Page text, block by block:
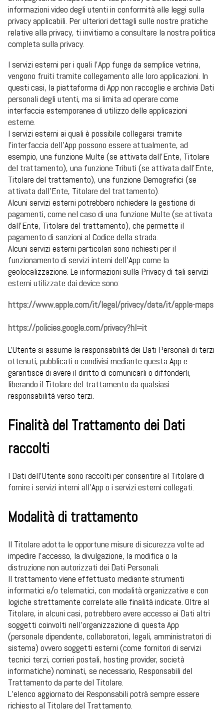
informazioni video degli utenti in conformità alle leggi sulla
privacy applicabili. Per ulteriori dettagli sulle nostre pratiche
relative alla privacy, ti invitiamo a consultare la nostra politica
completa sulla privacy.
I servizi esterni per i quali l’App funge da semplice vetrina,
vengono fruiti tramite collegamento alle loro applicazioni. In
questi casi, la piattaforma di App non raccoglie e archivia Dati
personali degli utenti, ma si limita ad operare come
interfaccia estemporanea di utilizzo delle applicazioni
esterne.
I servizi esterni ai quali è possibile collegarsi tramite
l’interfaccia dell’App possono essere attualmente, ad
esempio, una funzione Multe (se attivata dall’Ente, Titolare
del trattamento), una funzione Tributi (se attivata dall’Ente,
Titolare del trattamento), una funzione Demografici (se
attivata dall’Ente, Titolare del trattamento).
Alcuni servizi esterni potrebbero richiedere la gestione di
pagamenti, come nel caso di una funzione Multe (se attivata
dall’Ente, Titolare del trattamento), che permette il
pagamento di sanzioni al Codice della strada.
Alcuni servizi esterni particolari sono richiesti per il
funzionamento di servizi interni dell’App come la
geolocalizzazione. Le informazioni sulla Privacy di tali servizi
esterni utilizzate dai device sono:
https://www.apple.com/it/legal/privacy/data/it/apple-maps
https://policies.google.com/privacy?hl=it
L'Utente si assume la responsabilità dei Dati Personali di terzi
ottenuti, pubblicati o condivisi mediante questa App e
garantisce di avere il diritto di comunicarli o diffonderli,
liberando il Titolare del trattamento da qualsiasi
responsabilità verso terzi.
Finalità del Trattamento dei Dati
raccolti
I Dati dell’Utente sono raccolti per consentire al Titolare di
fornire i servizi interni all’App o i servizi esterni collegati.
Modalità di trattamento
Il Titolare adotta le opportune misure di sicurezza volte ad
impedire l’accesso, la divulgazione, la modifica o la
distruzione non autorizzati dei Dati Personali.
Il trattamento viene effettuato mediante strumenti
informatici e/o telematici, con modalità organizzative e con
logiche strettamente correlate alle finalità indicate. Oltre al
Titolare, in alcuni casi, potrebbero avere accesso ai Dati altri
soggetti coinvolti nell’organizzazione di questa App
(personale dipendente, collaboratori, legali, amministratori di
sistema) ovvero soggetti esterni (come fornitori di servizi
tecnici terzi, corrieri postali, hosting provider, società
informatiche) nominati, se necessario, Responsabili del
Trattamento da parte del Titolare.
L’elenco aggiornato dei Responsabili potrà sempre essere
richiesto al Titolare del Trattamento.